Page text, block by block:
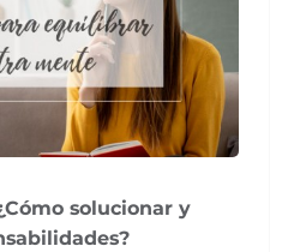
solucionar y